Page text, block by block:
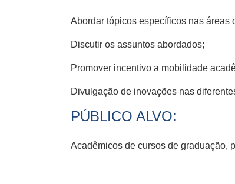
Abordar tópicos específicos nas áreas
Discutir os assuntos abordados;
Promover incentivo a mobilidade
Divulgação de inovações nas
PÚBLICO ALVO:
Acadêmicos de cursos de graduação,